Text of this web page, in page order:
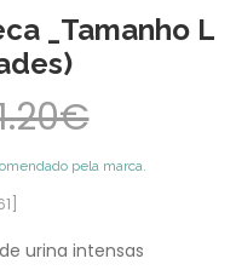
_Tamanho L
pela marca.
urina intensas